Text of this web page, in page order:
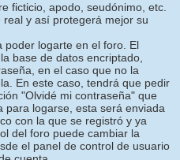
ficticio, apodo, seudónimo, etc.
y así protegerá mejor su
poder logarte en el foro. El
base de datos encriptado,
en el caso que no la
En este caso, tendrá que pedir
"Olvidé mi contraseña" que
para logarse, esta será enviada
con la que se registró y ya
del foro puede cambiar la
el panel de control de usuario